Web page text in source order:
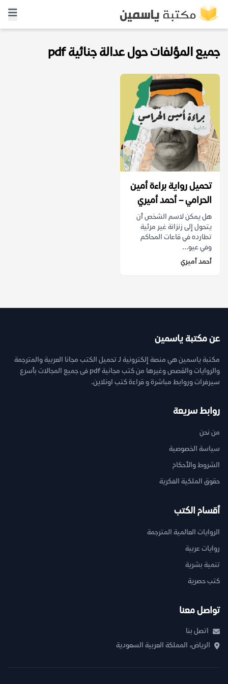
جميع المؤلفات حول عدالة جنائية pdf
تحميل رواية براءة أمين
الحرامي – أحمد أميري
هل يمكن لاسم الشخص أن
يتحول إلى زنزانة غير مرئية
تطارده في قاعات المحاكم
وفي عيو...
أحمد أميري
عن مكتبة ياسمين
مكتبة ياسمين هي منصة إلكترونية لـ تحميل الكتب مجانا العربية والمترجمة
والروايات والقصص وغيرها من كتب مجانية pdf فى جميع المجالات بأسرع
سيرفرات وروابط مباشرة و قراءة كتب اونلاين.
روابط سريعة
من نحن
سياسة الخصوصية
الشروط والأحكام
حقوق الملكية الفكرية
أقسام الكتب
الروايات العالمية المترجمة
روايات عربية
تنمية بشرية
كتب حصرية
تواصل معنا
اتصل بنا
الرياض، المملكة العربية السعودية